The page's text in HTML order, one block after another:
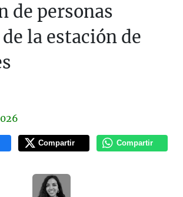
de personas
la estación de
Compartir Compartir